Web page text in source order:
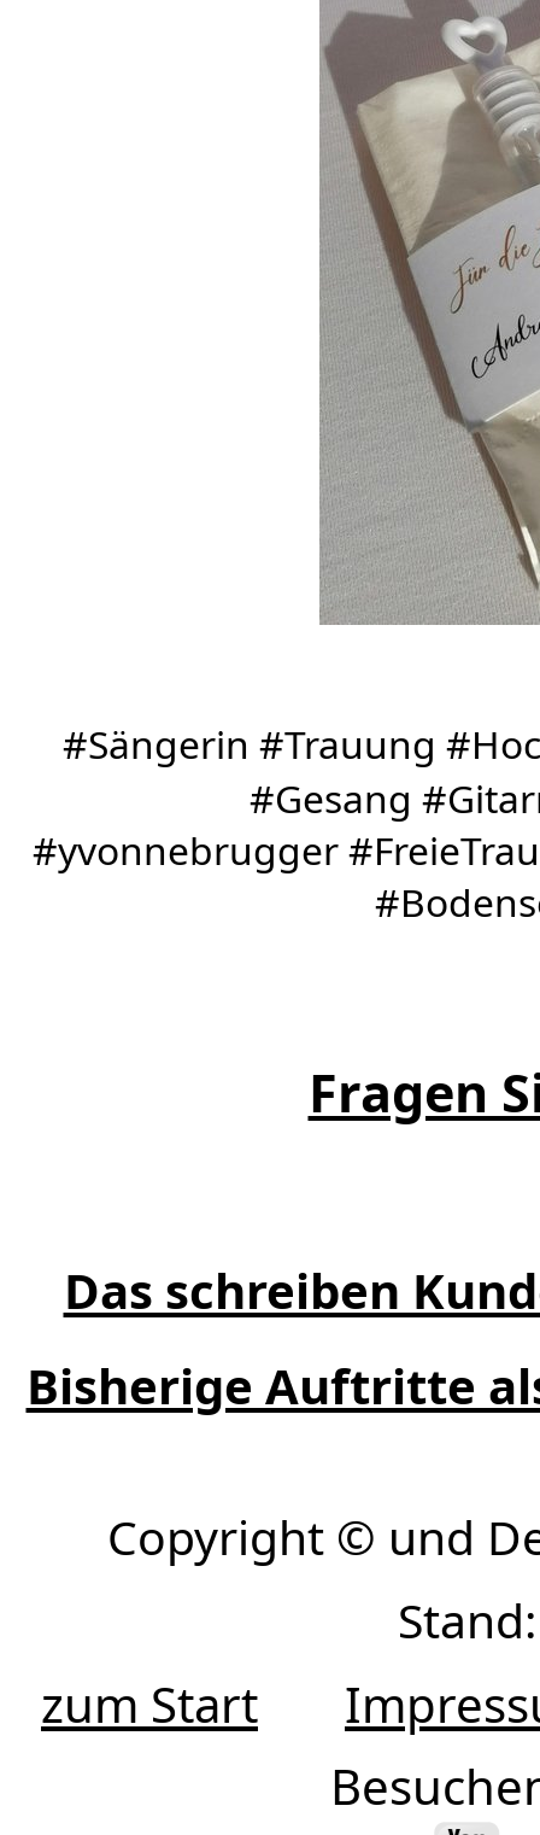
#Sängerin #Trauung
#Gesang
#yvonnebrugger
Fragen
Das schreiben
Bisherige Auftritte
Copyright © und
zum Start